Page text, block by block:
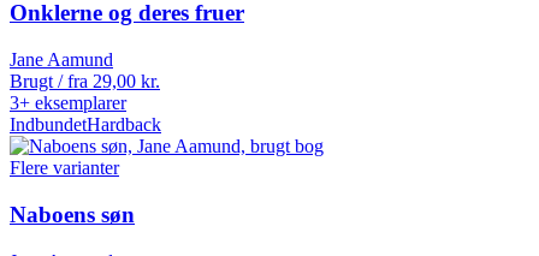
Onklerne og deres fruer
Jane Aamund
Brugt / fra 29,00 kr.
3+ eksemplarer
IndbundetHardback
Flere varianter
Naboens søn